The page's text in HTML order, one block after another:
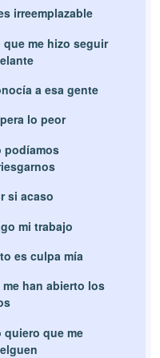
irreemplazable
que me hizo seguir
a esa gente
lo peor
podíamos
si acaso
mi trabajo
es culpa mía
me han abierto los
quiero que me